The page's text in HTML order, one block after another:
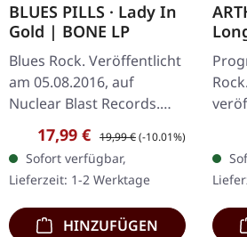
BLUES PILLS · Lady In
Gold | BONE LP
Blues Rock. Veröffentlicht
am 05.08.2016, auf
Nuclear Blast Records.
Knochenweißes Vinyl im
Gatefold-Cover, limitiert
auf 500 Exemplare, US-
Import!…
Verkaufspreis:
17,99 € Regulärer Preis:
19,99 €(-10.01%)
Sofort verfügbar,
Lieferzeit: 1-2 Werktage
HINZUFÜGEN
Vinyl
mit